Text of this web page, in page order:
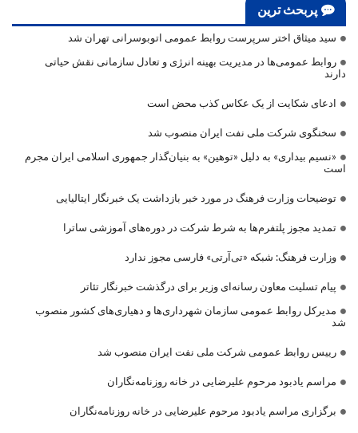
پربحث ترین
سید میثاق اختر سرپرست روابط عمومی اتوبوسرانی تهران شد
روابط عمومی‌ها در مدیریت بهینه انرژی و تعادل سازمانی نقش حیاتی
دارند
ادعای شکایت از یک عکاس کذب محض است
سخنگوی شرکت ملی نفت ایران منصوب شد
«نسیم بیداری» به دلیل «توهین» به بنیان‌گذار جمهوری اسلامی ایران مجرم
است
توضیحات وزارت فرهنگ در مورد خبر بازداشت یک خبرنگار ایتالیایی
تمدید مجوز پلتفرم‌ها به شرط شرکت در دوره‌های آموزشی ساترا
وزارت فرهنگ: شبکه «تی‌آرتی» فارسی مجوز ندارد
پیام تسلیت معاون رسانه‌ای وزیر برای درگذشت خبرنگار تئاتر
مدیرکل روابط عمومی سازمان شهرداری‌ها و دهیاری‌های کشور منصوب
شد
رییس روابط عمومی شرکت ملی نفت ایران منصوب شد
مراسم یادبود مرحوم علیرضایی در خانه روزنامه‌نگاران
برگزاری مراسم یادبود مرحوم علیرضایی در خانه روزنامه‌نگاران